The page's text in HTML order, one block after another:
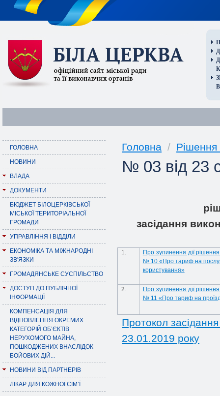
ГОЛОВНА
НОВИНИ
ВЛАДА
ДОКУМЕНТИ
БЮДЖЕТ БІЛОЦЕРКІВСЬКОЇ
МІСЬКОЇ ТЕРИТОРІАЛЬНОЇ
ГРОМАДИ
УПРАВЛІННЯ І ВІДДІЛИ
ЕКОНОМІКА ТА МІЖНАРОДНІ
ЗВ'ЯЗКИ
ГРОМАДЯНСЬКЕ СУСПІЛЬСТВО
ДОСТУП ДО ПУБЛІЧНОЇ
ІНФОРМАЦІЇ
КОМПЕНСАЦІЯ ДЛЯ
ВІДНОВЛЕННЯ ОКРЕМИХ
КАТЕГОРІЙ ОБ’ЄКТІВ
НЕРУХОМОГО МАЙНА,
ПОШКОДЖЕНИХ ВНАСЛІДОК
БОЙОВИХ ДІЙ...
НОВИНИ ВІД ПАРТНЕРІВ
ЛІКАР ДЛЯ КОЖНОЇ СІМ’Ї
Головна / Рішення
№ 03 від 23
засідання
1.
Про зупинення дії рішення
№ 10 «Про тариф на
користування»
2.
Про зупинення дії рішення
№ 11 «Про тариф на проїзд
Протокол
23.01.2019 року